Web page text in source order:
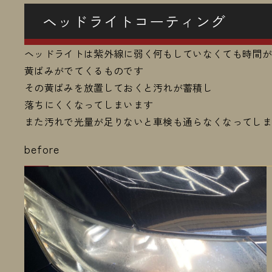
ヘッドライトコーティング
ヘッドライトは紫外線に弱く何もしていなくても時間
黄ばみがでてくるものです
その黄ばみを放置しておくと汚れが蓄積し
落ちにくくなってしまいます
また汚れで光量が足りないと車検も通らなくなってし
before